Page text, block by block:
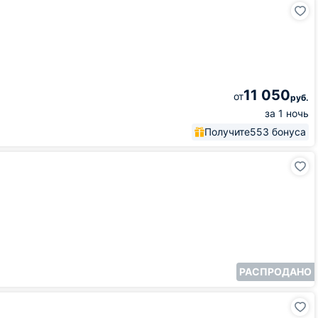
от11 050руб.
за 1 ночь
Получите553 бонуса
РАСПРОДАНО